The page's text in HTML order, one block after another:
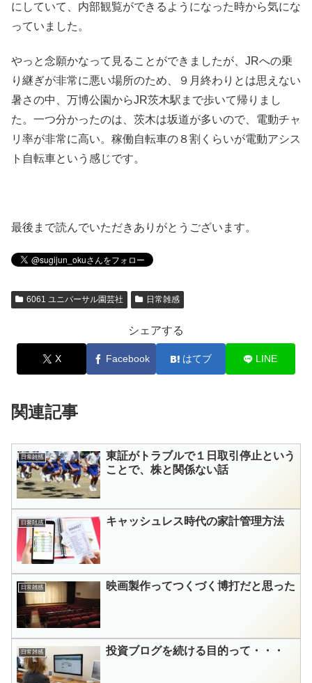
にしていて、内部観覧ができるようになった時から気にな
っていました。
やっと念願かなって見ることができましたが、JRへの乗
り継ぎが非常に悪い場所のため、９月終わりとは思えない
暑さの中、万博公園からJR茨木駅まで歩いて帰りまし
た。一つ分かったのは、茨木は坂道が多いので、電動チャ
リ率が非常に高い。稼働自転車の８割くらいが電動アシス
ト自転車という感じです。
最後まで読んでいただきありがとうございます。
6061 ユニバーサル園芸社 日常雑感
シェアする
X Facebook はてブ LINE
関連記事
日常雑感
東証がトラブルで１日取引停止という
ことで、株と関係ない話
日常雑感 キャッシュレス時代の家計管理方法
日常雑感 映画製作ってつくづく博打だと思った
日常雑感 投資ブログを続ける目的って・・・